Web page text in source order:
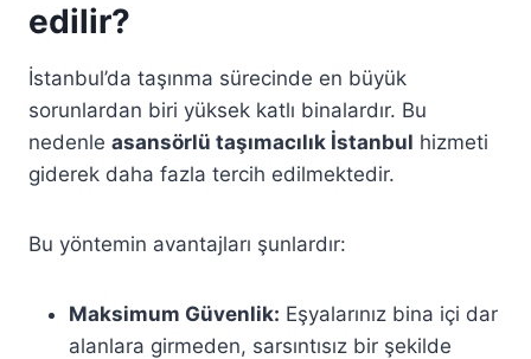
edilir?
İstanbul’da taşınma sürecinde en büyük
sorunlardan biri yüksek katlı binalardır. Bu
nedenle asansörlü taşımacılık İstanbul hizmeti
giderek daha fazla tercih edilmektedir.
Bu yöntemin avantajları şunlardır:
Maksimum Güvenlik: Eşyalarınız bina içi dar
alanlara girmeden, sarsıntısız bir şekilde